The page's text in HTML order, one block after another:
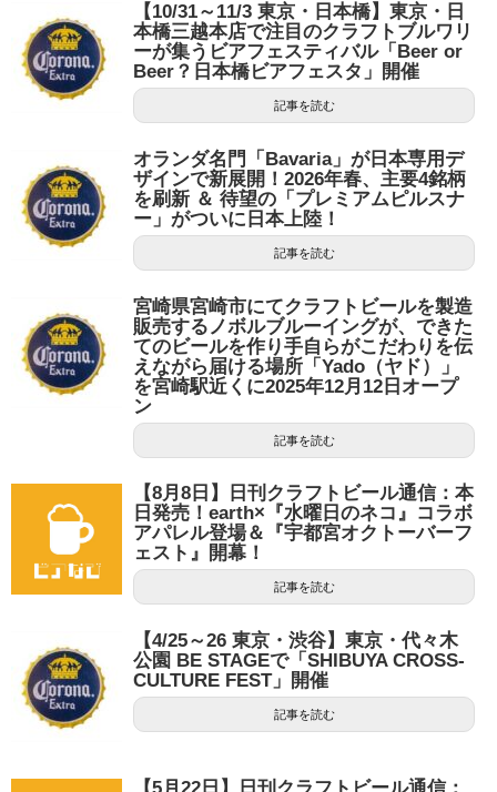
【10/31～11/3 東京・日本橋】東京・日
本橋三越本店で注目のクラフトブルワリ
ーが集うビアフェスティバル「Beer or
Beer？日本橋ビアフェスタ」開催
記事を読む
オランダ名門「Bavaria」が日本専用デ
ザインで新展開！2026年春、主要4銘柄
を刷新 ＆ 待望の「プレミアムピルスナ
ー」がついに日本上陸！
記事を読む
宮崎県宮崎市にてクラフトビールを製造
販売するノボルブルーイングが、できた
てのビールを作り手自らがこだわりを伝
えながら届ける場所「Yado（ヤド）」
を宮崎駅近くに2025年12月12日オープ
ン
記事を読む
【8月8日】日刊クラフトビール通信：本
日発売！earth×『水曜日のネコ』コラボ
アパレル登場＆『宇都宮オクトーバーフ
ェスト』開幕！
記事を読む
【4/25～26 東京・渋谷】東京・代々木
公園 BE STAGEで「SHIBUYA CROSS-
CULTURE FEST」開催
記事を読む